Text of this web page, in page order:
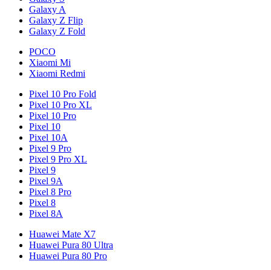
Galaxy A
Galaxy Z Flip
Galaxy Z Fold
POCO
Xiaomi Mi
Xiaomi Redmi
Pixel 10 Pro Fold
Pixel 10 Pro XL
Pixel 10 Pro
Pixel 10
Pixel 10A
Pixel 9 Pro
Pixel 9 Pro XL
Pixel 9
Pixel 9A
Pixel 8 Pro
Pixel 8
Pixel 8A
Huawei Mate X7
Huawei Pura 80 Ultra
Huawei Pura 80 Pro